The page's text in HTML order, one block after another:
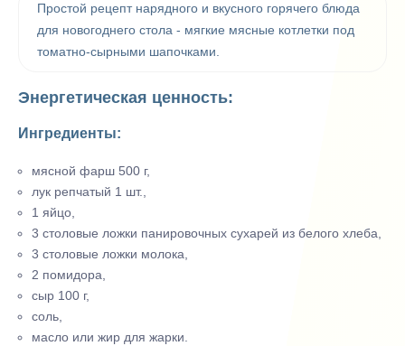
Простой рецепт нарядного и вкусного горячего блюда
для новогоднего стола - мягкие мясные котлетки под
томатно-сырными шапочками.
Энергетическая ценность:
Ингредиенты:
мясной фарш 500 г,
лук репчатый 1 шт.,
1 яйцо,
3 столовые ложки панировочных сухарей из белого хлеба,
3 столовые ложки молока,
2 помидора,
сыр 100 г,
соль,
масло или жир для жарки.